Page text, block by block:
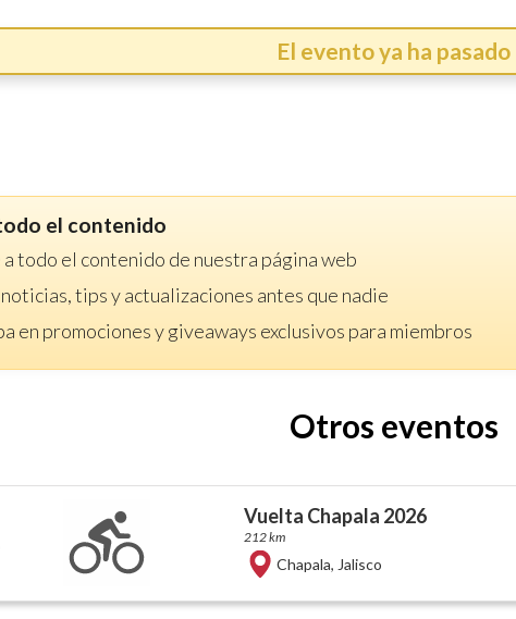
El evento ya ha pasado
el contenido
todo el contenido de nuestra página web
tips y actualizaciones antes que nadie
en promociones y giveaways exclusivos para miembros
Otros eventos
Vuelta Chapala 2026
212 km
Chapala, Jalisco